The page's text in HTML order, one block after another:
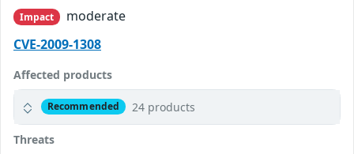
Impact
moderate
CVE-2009-1308
Affected products
Recommended 24 products
Threats